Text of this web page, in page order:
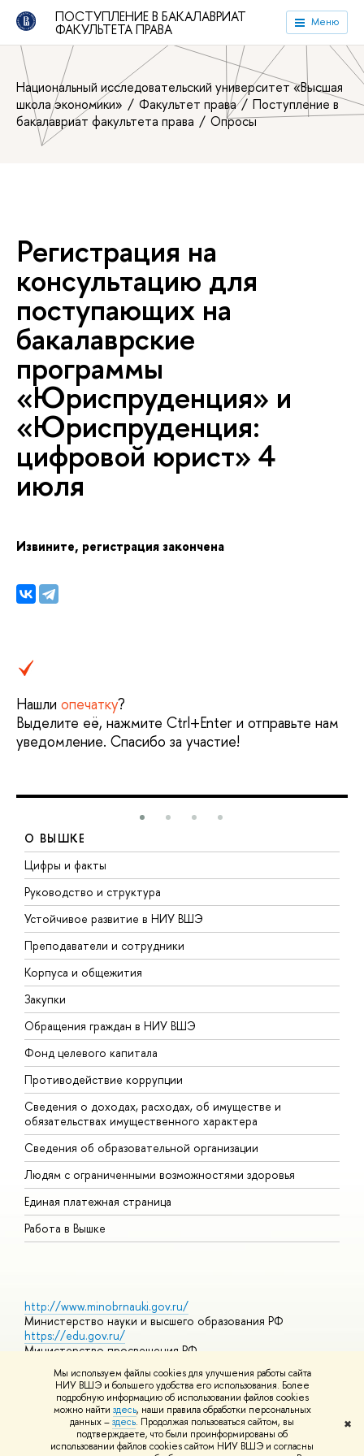
Мы используем файлы cookies для улучшения работы сайта
НИУ ВШЭ и большего удобства его использования. Более
подробную информацию об использовании файлов cookies
можно найти здесь, наши правила обработки персональных
данных –здесь. Продолжая пользоваться сайтом, вы
подтверждаете, что были проинформированы о
использовании файлов cookies сайтом НИУ ВШЭ и согласны
✖
ПОСТУПЛЕНИЕ В БАКАЛАВРИАТ
ФАКУЛЬТЕТА ПРАВА Меню
Национальный исследовательский университет «Высшая
школа экономики»
Факультет права
Поступление
акалавриат факультета права
Опросы
Регистрация на
консультацию для
поступающих на
акалаврские
программы
«Юриспруденция» и
«Юриспруденция:
цифровой юрист» 4
июля
Извините, регистрация закончена
Нашли опечатку?
ыделите её, нажмите Ctrl+Enter и отправьте нам
уведомление. Спасибо за участие!
О ВЫШКЕ
Цифры и факты
Руководство и структура
Устойчивое развитие в НИУ ВШЭ
Преподаватели и сотрудники
Корпуса и общежития
Закупки
Обращения граждан в НИУ ВШЭ
Фонд целевого капитала
Противодействие коррупции
Сведения о доходах, расходах, об имуществе и
обязательствах имущественного характера
Сведения об образовательной организации
Людям с ограниченными возможностями здоровья
Единая платежная страница
Работа в Вышке
http://www.minobrnauki.gov.ru/
Министерство науки и высшего образования РФ
https://edu.gov.ru/
Министерство просвещения РФ
https://elearning.hse.ru/mooc
Массовые открытые онлайн-курсы
© НИУ ВШЭ 1993–2026 Адреса и контактыУсловия
использования материало Политика конфиденциальности